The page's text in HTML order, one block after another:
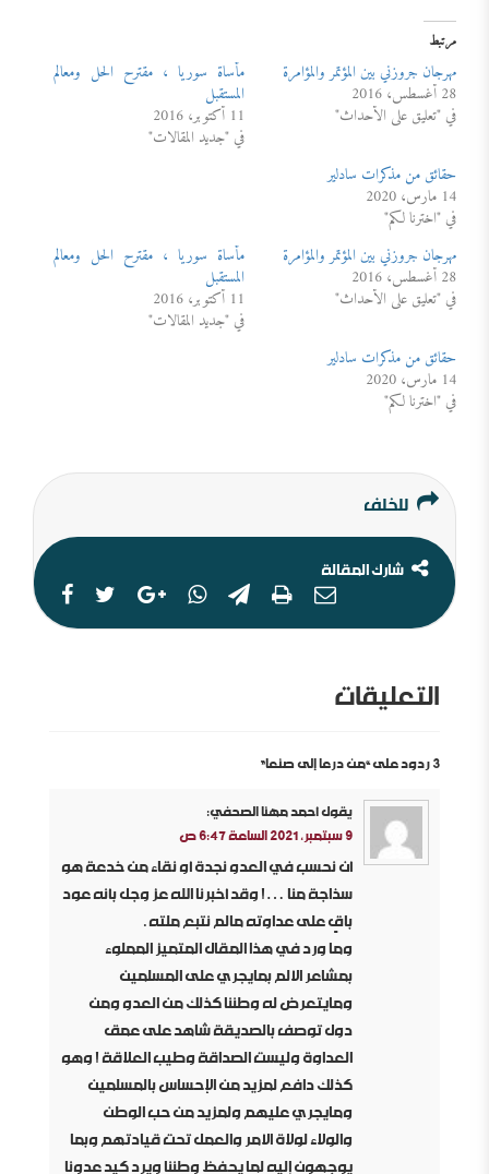
مرتبط
مهرجان جروزني بين المؤتمر والمؤامرة
28 أغسطس، 2016
في "تعليق على الأحداث"
مأساة سوريا ، مقترح الحل ومعالم
المستقبل
11 أكتوبر، 2016
في "جديد المقالات"
حقائق من مذكرات سادلير
14 مارس، 2020
في "اخترنا لكم"
مهرجان جروزني بين المؤتمر والمؤامرة
28 أغسطس، 2016
في "تعليق على الأحداث"
مأساة سوريا ، مقترح الحل ومعالم
المستقبل
11 أكتوبر، 2016
في "جديد المقالات"
حقائق من مذكرات سادلير
14 مارس، 2020
في "اخترنا لكم"
للخلف
شارك المقالة
التعليقات
3 ردود على “من درعا إلى صنعا”
يقولأحمد مهنا الصحفي:
9 سبتمبر، 2021 الساعة 6:47 ص
أن نحسب في العدو نجدة أو نقاء من خدعة هو
سذاجة منا …! وقد أخبرنا الله عز وجل بأنه عود
باقٍ على عداوته مالم نتبع ملته .
وما ورد في هذا المقال المتميز المملوء
بمشاعر الألم بمايجري على المسلمين
ومايتعرض له وطننا كذلك من العدو ومن
دول توصف بالصديقة شاهد على عمق
العداوة وليست الصداقة وطيب العلاقة ! وهو
كذلك دافع لمزيد من الإحساس بالمسلمين
ومايجري عليهم ولمزيد من حب الوطن
والولاء لولاة الأمر والعمل تحت قيادتهم وبما
يوجهون إليه لما يحفظ وطننا ويرد كيد عدونا